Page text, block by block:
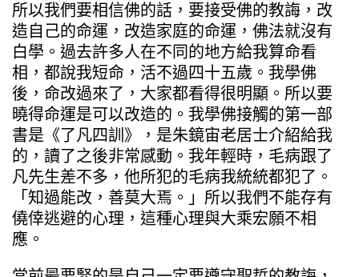
所以我們要相信佛的話，要接受佛的教誨，改
造自己的命運，改造家庭的命運，佛法就沒有
白學。過去許多人在不同的地方給我算命看
相，都說我短命，活不過四十五歲。我學佛
後，命改過來了，大家都看得很明顯。所以要
曉得命運是可以改造的。我學佛接觸的第一部
書是《了凡四訓》，是朱鏡宙老居士介紹給我
的，讀了之後非常感動。我年輕時，毛病跟了
凡先生差不多，他所犯的毛病我統統都犯了。
「知過能改，善莫大焉。」所以我們不能存有
僥倖逃避的心理，這種心理與大乘宏願不相
應。